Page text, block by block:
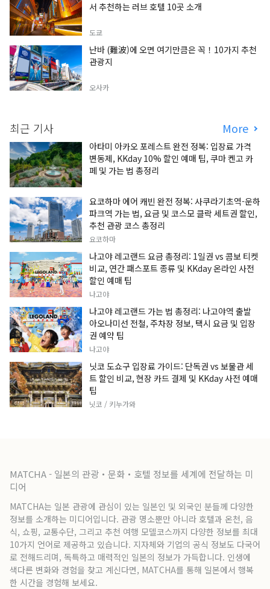
서 추천하는 러브 호텔 10곳 소개
도쿄
난바 (難波)에 오면 여기만큼은 꼭！10가지 추천
관광지
오사카
최근 기사 More
아타미 아카오 포레스트 완전 정복: 입장료 가격
변동제, KKday 10% 할인 예매 팁, 쿠마 켄고 카
페 및 가는 법 총정리
요코하마 에어 캐빈 완전 정복: 사쿠라기초역-운하
파크역 가는 법, 요금 및 코스모 클락 세트권 할인,
추천 관광 코스 총정리
요코하마
나고야 레고랜드 요금 총정리: 1일권 vs 콤보 티켓
비교, 연간 패스포트 종류 및 KKday 온라인 사전
할인 예매 팁
나고야
나고야 레고랜드 가는 법 총정리: 나고야역 출발
아오나미선 전철, 주차장 정보, 택시 요금 및 입장
권 예약 팁
나고야
닛코 도쇼구 입장료 가이드: 단독권 vs 보물관 세
트 할인 비교, 현장 카드 결제 및 KKday 사전 예매
팁
닛코 / 키누가와
MATCHA - 일본의 관광・문화・호텔 정보를 세계에 전달하는 미
디어
MATCHA는 일본 관광에 관심이 있는 일본인 및 외국인 분들께 다양한
정보를 소개하는 미디어입니다. 관광 명소뿐만 아니라 호텔과 온천, 음
식, 쇼핑, 교통수단, 그리고 추천 여행 모델코스까지 다양한 정보를 최대
10가지 언어로 제공하고 있습니다. 지자체와 기업의 공식 정보도 다국어
로 전해드리며, 독특하고 매력적인 일본의 정보가 가득합니다. 인생에
색다른 변화와 경험을 찾고 계신다면, MATCHA를 통해 일본에서 행복
한 시간을 경험해 보세요.